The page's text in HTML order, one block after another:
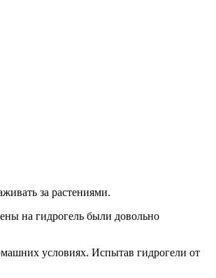
за растениями.
на гидрогель были довольно
условиях. Испытав гидрогели от